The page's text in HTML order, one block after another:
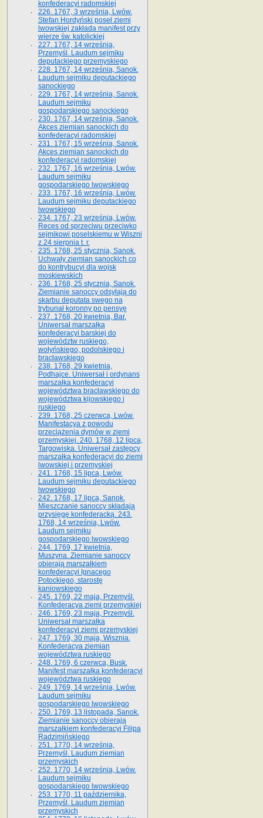
konfederacyi radomskiej
226. 1767, 3 września, Lwów.
Stefan Hordyński poseł ziemi
lwowskiej zakłada manifest przy
wierze św. ka­tolickiej
227. 1767, 14 września,
Przemyśl. Laudum sejmiku
deputackiego przemyskiego
228. 1767, 14 września, Sanok.
Laudum sejmiku deputackiego
sanockiego
229. 1767, 14 września, Sanok.
Laudum sejmiku
gospodarskiego sanockiego
230. 1767, 14 września, Sanok.
Akces ziemian sanockich do
konfederacyi radomskiej
231. 1767, 15 września, Sanok.
Akces ziemian sanockich do
konfederacyi radomskiej
232. 1767, 16 września, Lwów.
Laudum sejmiku
gospodarskiego lwowskiego
233. 1767, 16 września, Lwów.
Laudum sejmiku deputackiego
lwowskiego
234. 1767, 23 września, Lwów.
Reces od sprzeciwu przeciwko
sejmikowi poselskiemu w Wiszni
z 24 sierpnia t. r.
235. 1768, 25 stycznia, Sanok.
Uchwały ziemian sanockich co
do kontrybucyi dla wojsk
moskiewskich
236. 1768, 25 stycznia, Sanok.
Ziemianie sanoccy odsyłają do
skarbu deputata swego na
trybunał koronny po pensyę
237. 1768, 20 kwietnia, Bar.
Uniwersał marszałka
konfederacyi barskiej do
województw ruskiego,
wołyńskiego, podolskiego i
bracławskiego
238. 1768, 29 kwietnia,
Podhajce. Uniwersał i ordynans
marszałka konfederacyi
województwa bracławskiego do
wo­jewództwa kijowskiego i
ruskiego
239. 1768, 25 czerwca, Lwów.
Manifestacya z powodu
przeciążenia dymów w ziemi
przemyskiej. 240. 1768, 12 lipca,
Targowiska. Uniwersał zastępcy
marszałka konfederacyi do ziemi
lwowskiej i przemyskiej
241. 1768, 15 lipca, Lwów.
Laudum sejmiku deputackiego
lwowskiego
242. 1768, 17 lipca, Sanok.
Mieszczanie sanoccy składają
przysięgę konfederacką. 243.
1768, 14 września, Lwów.
Laudum sejmiku
gospodarskiego lwowskiego
244. 1769, 17 kwietnia,
Muszyna. Ziemianie sanoccy
obierają marszałkiem
konfederacyi Ignacego
Potockiego, starostę
kaniowskiego
245. 1769, 22 maja, Przemyśl.
Konfederacya ziemi przemyskiej
246. 1769, 23 maja, Przemyśl.
Uniwersał marszałka
konfederacyi ziemi przemyskiej
247. 1769, 30 maja, Wisznia.
Konfederacya ziemian
województwa ruskiego
248. 1769, 6 czerwca, Busk.
Manifest marszałka konfederacyi
województwa ruskiego
249. 1769, 14 września, Lwów.
Laudum sejmiku
gospodarskiego lwowskiego
250. 1769, 13 listopada, Sanok.
Ziemianie sanoccy obierają
marszałkiem konfederacyi Filipa
Radzimińskiego
251. 1770, 14 września,
Przemyśl. Laudum ziemian
przemyskich
252. 1770, 14 września, Lwów.
Laudum sejmiku
gospodarskiego lwowskiego
253. 1770, 11 października,
Przemyśl. Laudum ziemian
przemyskich